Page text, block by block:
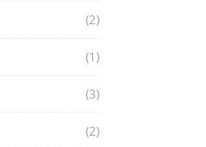
(2)
(1)
(3)
(2)